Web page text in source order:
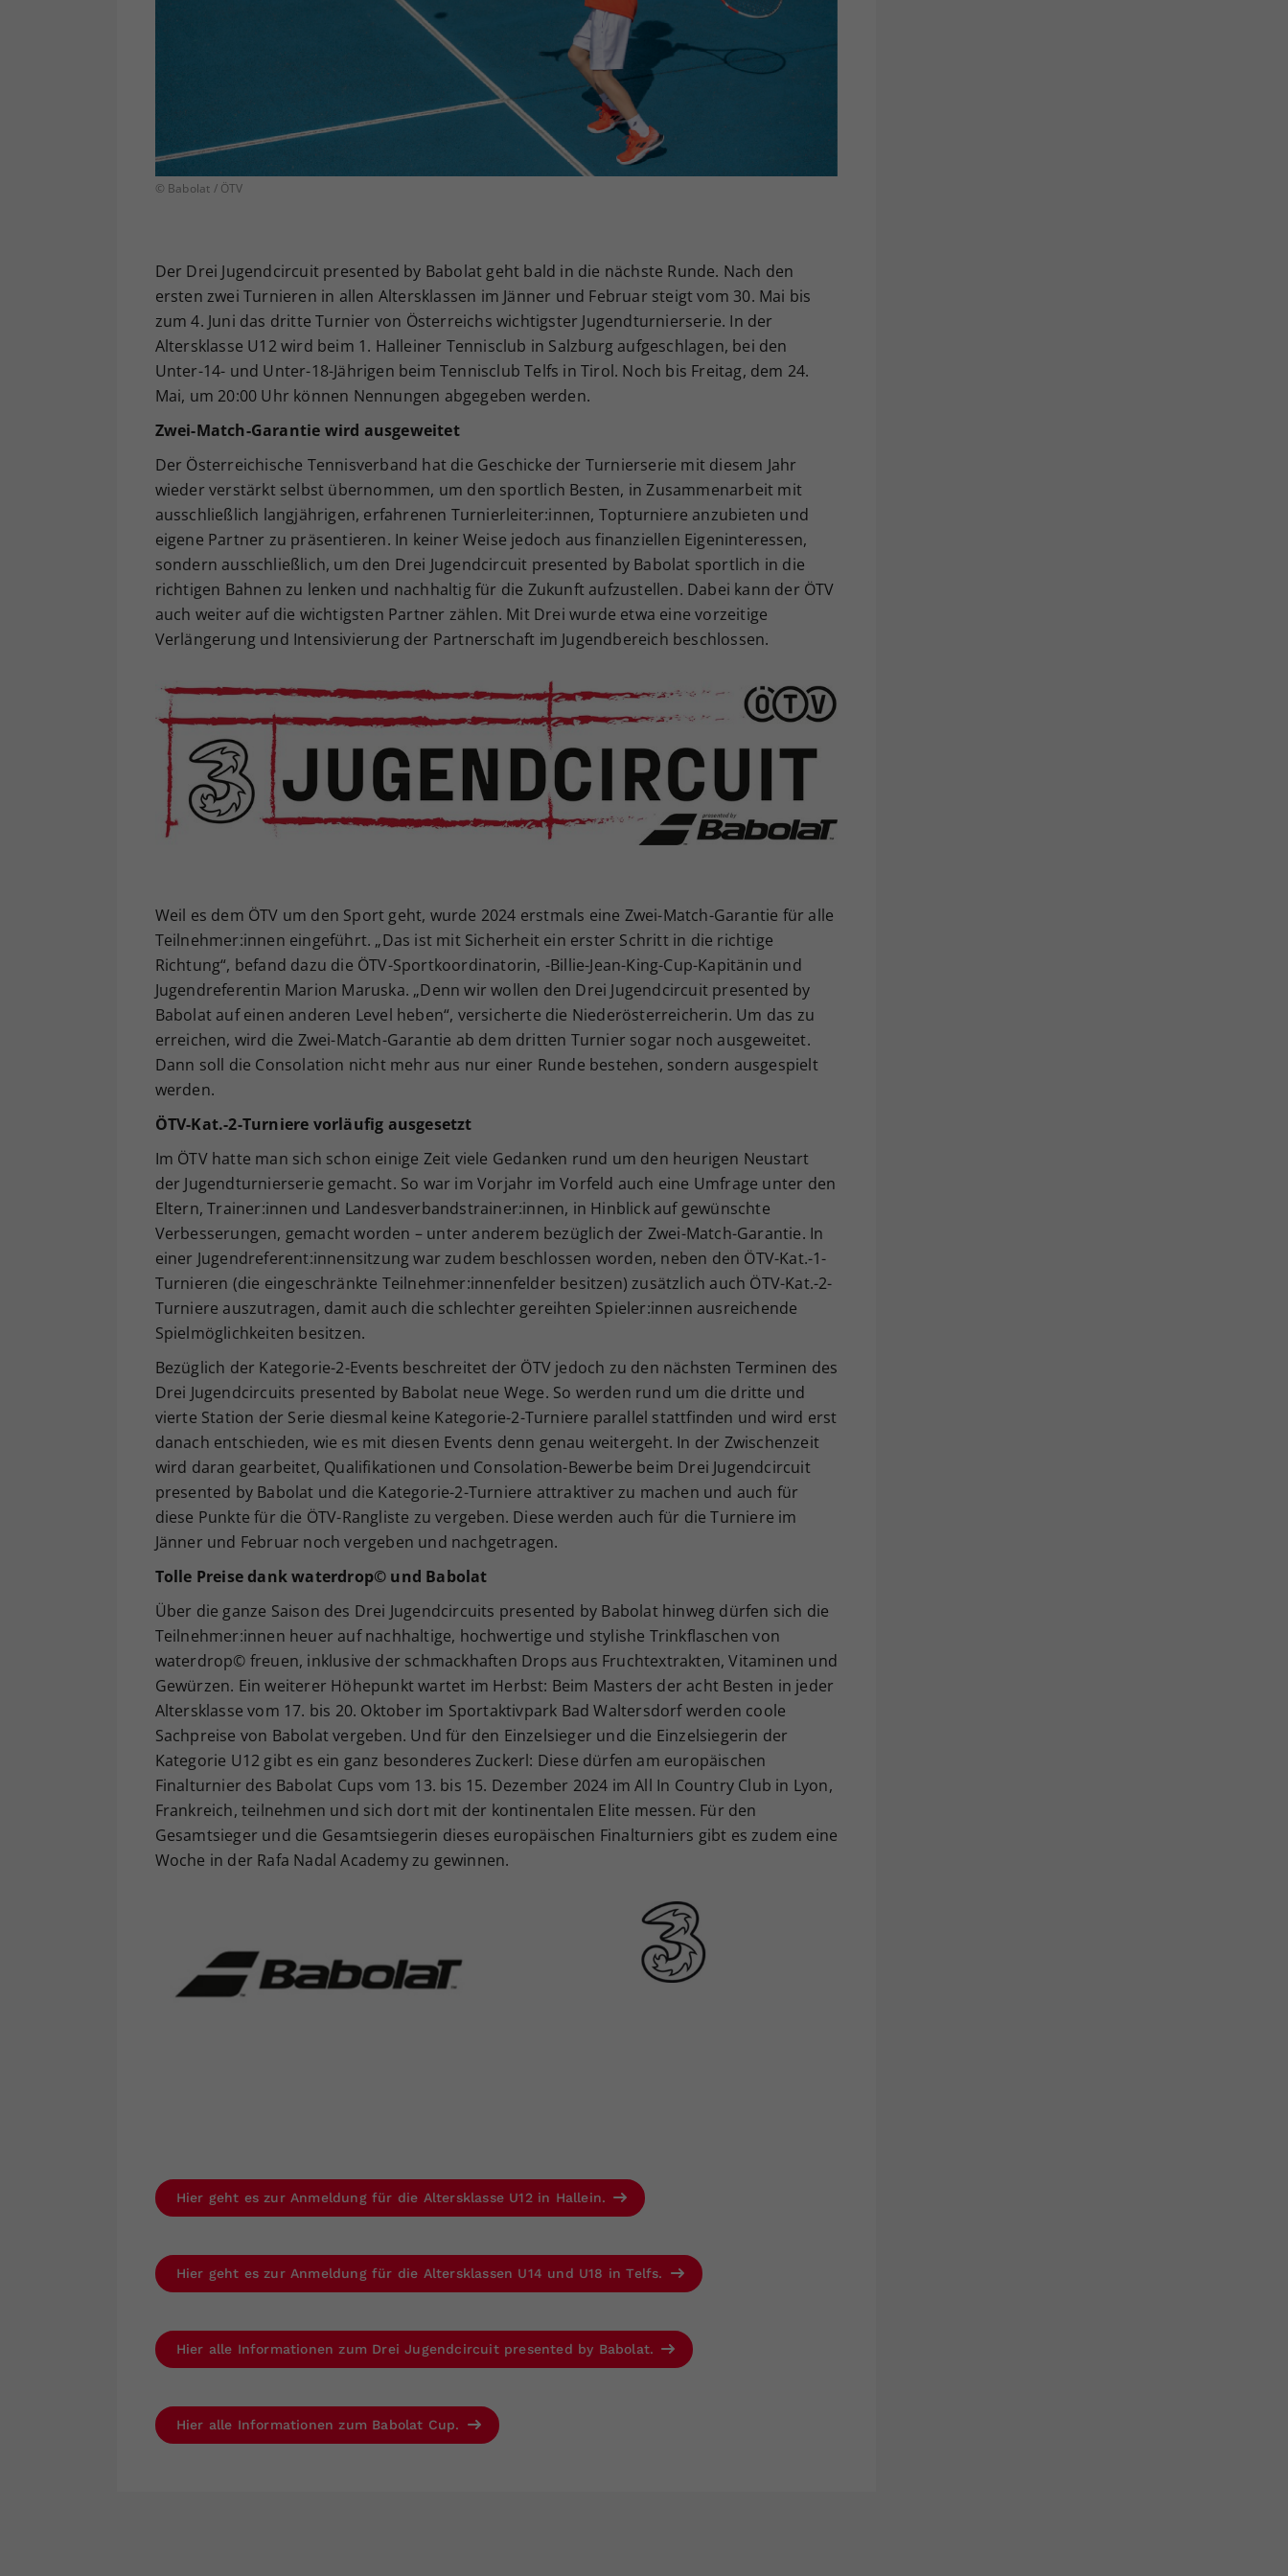
© Babolat / ÖTV
Der Drei Jugendcircuit presented by Babolat geht bald in die nächste Runde. Nach den
ersten zwei Turnieren in allen Altersklassen im Jänner und Februar steigt vom 30. Mai bis
zum 4. Juni das dritte Turnier von Österreichs wichtigster Jugendturnierserie. In der
Altersklasse U12 wird beim 1. Halleiner Tennisclub in Salzburg aufgeschlagen, bei den
Unter-14- und Unter-18-Jährigen beim Tennisclub Telfs in Tirol. Noch bis Freitag, dem 24.
Mai, um 20:00 Uhr können Nennungen abgegeben werden.
Zwei-Match-Garantie wird ausgeweitet
Der Österreichische Tennisverband hat die Geschicke der Turnierserie mit diesem Jahr
wieder verstärkt selbst übernommen, um den sportlich Besten, in Zusammenarbeit mit
ausschließlich langjährigen, erfahrenen Turnierleiter:innen, Topturniere anzubieten und
eigene Partner zu präsentieren. In keiner Weise jedoch aus finanziellen Eigeninteressen,
sondern ausschließlich, um den Drei Jugendcircuit presented by Babolat sportlich in die
richtigen Bahnen zu lenken und nachhaltig für die Zukunft aufzustellen. Dabei kann der ÖTV
auch weiter auf die wichtigsten Partner zählen. Mit Drei wurde etwa eine vorzeitige
Verlängerung und Intensivierung der Partnerschaft im Jugendbereich beschlossen.
Weil es dem ÖTV um den Sport geht, wurde 2024 erstmals eine Zwei-Match-Garantie für alle
Teilnehmer:innen eingeführt. „Das ist mit Sicherheit ein erster Schritt in die richtige
Richtung“, befand dazu die ÖTV-Sportkoordinatorin, -Billie-Jean-King-Cup-Kapitänin und
Jugendreferentin Marion Maruska. „Denn wir wollen den Drei Jugendcircuit presented by
Babolat auf einen anderen Level heben“, versicherte die Niederösterreicherin. Um das zu
erreichen, wird die Zwei-Match-Garantie ab dem dritten Turnier sogar noch ausgeweitet.
Dann soll die Consolation nicht mehr aus nur einer Runde bestehen, sondern ausgespielt
werden.
ÖTV-Kat.-2-Turniere vorläufig ausgesetzt
Im ÖTV hatte man sich schon einige Zeit viele Gedanken rund um den heurigen Neustart
der Jugendturnierserie gemacht. So war im Vorjahr im Vorfeld auch eine Umfrage unter den
Eltern, Trainer:innen und Landesverbandstrainer:innen, in Hinblick auf gewünschte
Verbesserungen, gemacht worden – unter anderem bezüglich der Zwei-Match-Garantie. In
einer Jugendreferent:innensitzung war zudem beschlossen worden, neben den ÖTV-Kat.-1-
Turnieren (die eingeschränkte Teilnehmer:innenfelder besitzen) zusätzlich auch ÖTV-Kat.-2-
Turniere auszutragen, damit auch die schlechter gereihten Spieler:innen ausreichende
Spielmöglichkeiten besitzen.
Bezüglich der Kategorie-2-Events beschreitet der ÖTV jedoch zu den nächsten Terminen des
Drei Jugendcircuits presented by Babolat neue Wege. So werden rund um die dritte und
vierte Station der Serie diesmal keine Kategorie-2-Turniere parallel stattfinden und wird erst
danach entschieden, wie es mit diesen Events denn genau weitergeht. In der Zwischenzeit
wird daran gearbeitet, Qualifikationen und Consolation-Bewerbe beim Drei Jugendcircuit
presented by Babolat und die Kategorie-2-Turniere attraktiver zu machen und auch für
diese Punkte für die ÖTV-Rangliste zu vergeben. Diese werden auch für die Turniere im
Jänner und Februar noch vergeben und nachgetragen.
Tolle Preise dank waterdrop© und Babolat
Über die ganze Saison des Drei Jugendcircuits presented by Babolat hinweg dürfen sich die
Teilnehmer:innen heuer auf nachhaltige, hochwertige und stylishe Trinkflaschen von
waterdrop© freuen, inklusive der schmackhaften Drops aus Fruchtextrakten, Vitaminen und
Gewürzen. Ein weiterer Höhepunkt wartet im Herbst: Beim Masters der acht Besten in jeder
Altersklasse vom 17. bis 20. Oktober im Sportaktivpark Bad Waltersdorf werden coole
Sachpreise von Babolat vergeben. Und für den Einzelsieger und die Einzelsiegerin der
Kategorie U12 gibt es ein ganz besonderes Zuckerl: Diese dürfen am europäischen
Finalturnier des Babolat Cups vom 13. bis 15. Dezember 2024 im All In Country Club in Lyon,
Frankreich, teilnehmen und sich dort mit der kontinentalen Elite messen. Für den
Gesamtsieger und die Gesamtsiegerin dieses europäischen Finalturniers gibt es zudem eine
Woche in der Rafa Nadal Academy zu gewinnen.
Hier geht es zur Anmeldung für die Altersklasse U12 in Hallein.
Hier geht es zur Anmeldung für die Altersklassen U14 und U18 in Telfs.
Hier alle Informationen zum Drei Jugendcircuit presented by Babolat.
Hier alle Informationen zum Babolat Cup.
Ihrer vorgenommen Einstellungen, falls der
Webseiten-Betreiber dies eingestellt hat.